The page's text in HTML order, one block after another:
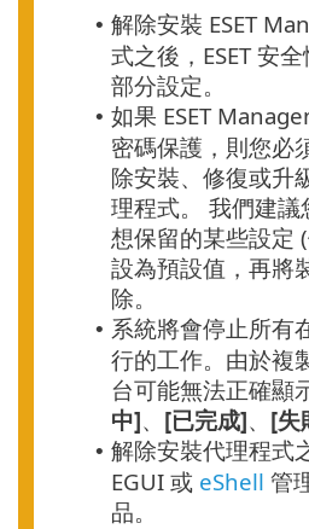
• 解除安裝 ESET
式之後，ESET 安
部分設定。
• 如果 ESET
密碼保護，則您必
除安裝、修復或升
理程式。
我們建議
想保留的某些設定
設為預設值，再將
除。
• 系統將會停止所有
行的工作。由於複
台可能無法正確顯
中]、 [已完成]、 [失
• 解除安裝代理程式
EGUI 或 eShell 管
品。